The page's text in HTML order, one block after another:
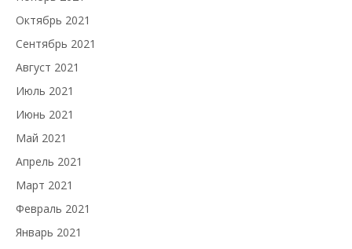
Октябрь 2021
Сентябрь 2021
Август 2021
Июль 2021
Июнь 2021
Май 2021
Апрель 2021
Март 2021
Февраль 2021
Январь 2021